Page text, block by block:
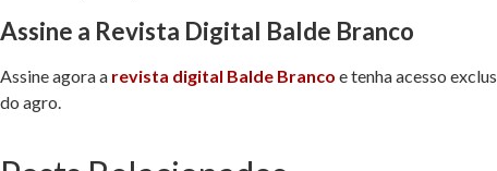
Assine a Revista Digital Balde Branco
Assine agora a revista digital Balde Branco e tenha acesso
do agro.